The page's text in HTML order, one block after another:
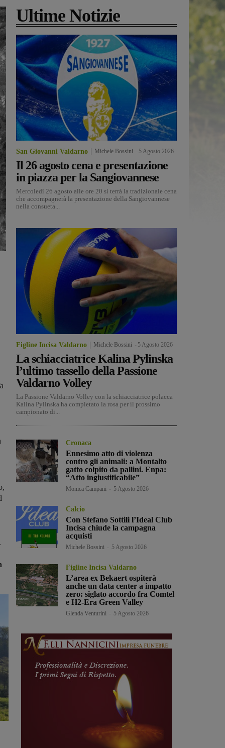
Ultime Notizie
San Giovanni Valdarno Michele Bossini 5 Agosto 2026
Il 26 agosto cena e presentazione
in piazza per la Sangiovannese
Mercoledì 26 agosto alle ore 20 si terrà la tradizionale cena
che accompagnerà la presentazione della Sangiovannese
nella consueta...
Figline Incisa Valdarno Michele Bossini 5 Agosto 2026
La schiacciatrice Kalina Pylinska
l’ultimo tassello della Passione
Valdarno Volley
La Passione Valdarno Volley con la schiacciatrice polacca
Kalina Pylinska ha completato la rosa per il prossimo
campionato di...
Cronaca
Ennesimo atto di violenza
contro gli animali: a Montalto
gatto colpito da pallini. Enpa:
“Atto ingiustificabile”
Monica Campani 5 Agosto 2026
Calcio
Con Stefano Sottili l’Ideal Club
Incisa chiude la campagna
acquisti
Michele Bossini 5 Agosto 2026
Figline Incisa Valdarno
L’area ex Bekaert ospiterà
anche un data center a impatto
zero: siglato accordo fra Comtel
e H2-Era Green Valley
Glenda Venturini 5 Agosto 2026